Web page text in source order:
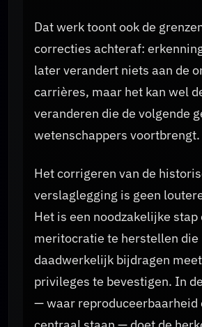
Dat werk toont ook de
correcties achteraf:
later verandert niets aan de
carrières, maar het kan wel
veranderen die de volgende
wetenschappers voortbrengt.
Het corrigeren van de
verslaglegging is geen
Het is een noodzakelijke stap
meritocratie te herstellen die
daadwerkelijk bijdragen
privileges te bevestigen. In
— waar reproduceerbaarheid